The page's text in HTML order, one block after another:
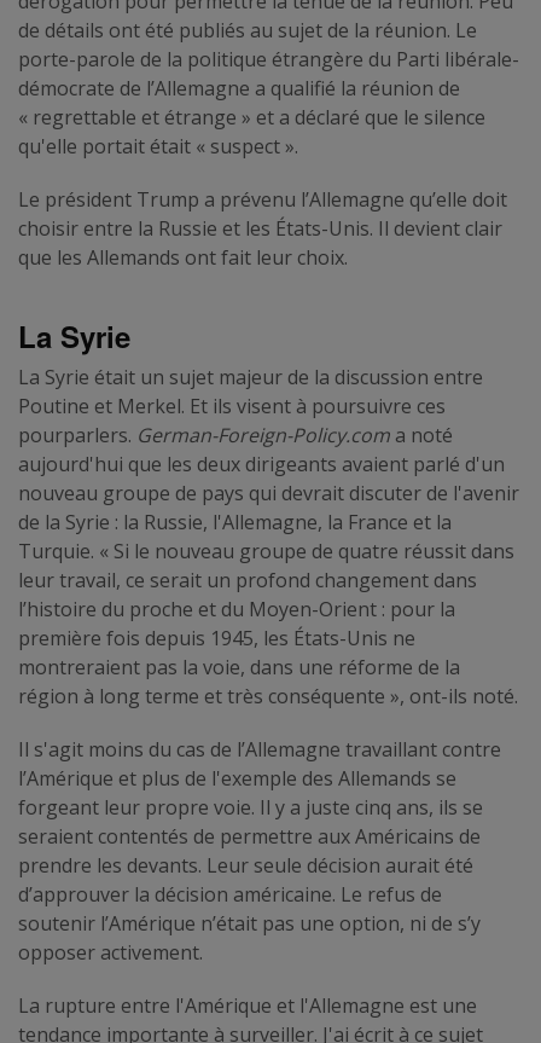
de détails ont été publiés au sujet de la réunion. Le
porte-parole de la politique étrangère du Parti libérale-
démocrate de l’Allemagne a qualifié la réunion de
« regrettable et étrange » et a déclaré que le silence
qu'elle portait était « suspect ».
Le président Trump a prévenu l’Allemagne qu’elle doit
choisir entre la Russie et les États-Unis. Il devient clair
que les Allemands ont fait leur choix.
La Syrie
La Syrie était un sujet majeur de la discussion entre
Poutine et Merkel. Et ils visent à poursuivre ces
pourparlers. German-Foreign-Policy.com a noté
aujourd'hui que les deux dirigeants avaient parlé d'un
nouveau groupe de pays qui devrait discuter de l'avenir
de la Syrie : la Russie, l'Allemagne, la France et la
Turquie. « Si le nouveau groupe de quatre réussit dans
leur travail, ce serait un profond changement dans
l’histoire du proche et du Moyen-Orient : pour la
première fois depuis 1945, les États-Unis ne
montreraient pas la voie, dans une réforme de la
région à long terme et très conséquente », ont-ils noté.
Il s'agit moins du cas de l’Allemagne travaillant contre
l’Amérique et plus de l'exemple des Allemands se
forgeant leur propre voie. Il y a juste cinq ans, ils se
seraient contentés de permettre aux Américains de
prendre les devants. Leur seule décision aurait été
d’approuver la décision américaine. Le refus de
soutenir l’Amérique n’était pas une option, ni de s’y
opposer activement.
La rupture entre l'Amérique et l'Allemagne est une
tendance importante à surveiller. J'ai écrit à ce sujet